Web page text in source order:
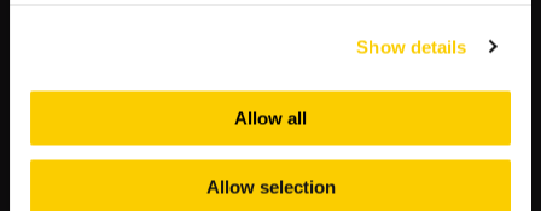
Show details
Allow all
Allow selection
NAJNOWSZE WPISY
PSV Eindhoven – Fortuna Sittard: typy, kursy,
zapowiedź (08.08.2026)